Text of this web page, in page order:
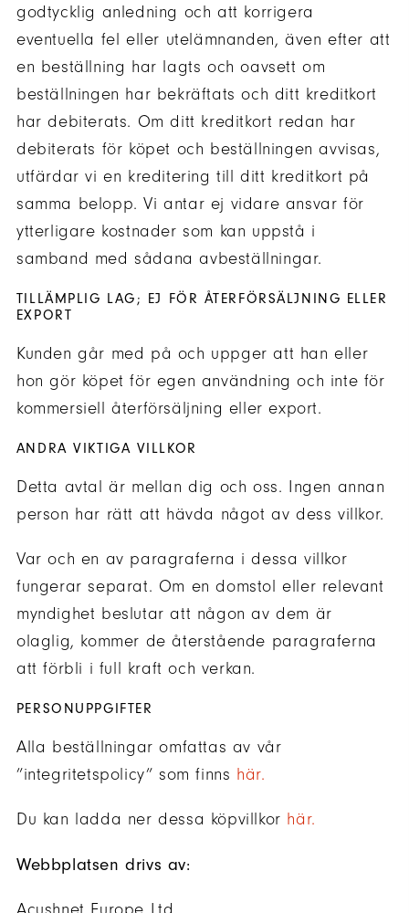
godtycklig anledning och att korrigera
eventuella fel eller utelämnanden, även efter att
en beställning har lagts och oavsett om
beställningen har bekräftats och ditt kreditkort
har debiterats. Om ditt kreditkort redan har
debiterats för köpet och beställningen avvisas,
utfärdar vi en kreditering till ditt kreditkort på
samma belopp. Vi antar ej vidare ansvar för
ytterligare kostnader som kan uppstå i
samband med sådana avbeställningar.
TILLÄMPLIG LAG; EJ FÖR ÅTERFÖRSÄLJNING ELLER
EXPORT
Kunden går med på och uppger att han eller
hon gör köpet för egen användning och inte för
kommersiell återförsäljning eller export.
ANDRA VIKTIGA VILLKOR
Detta avtal är mellan dig och oss. Ingen annan
person har rätt att hävda något av dess villkor.
Var och en av paragraferna i dessa villkor
fungerar separat. Om en domstol eller relevant
myndighet beslutar att någon av dem är
olaglig, kommer de återstående paragraferna
att förbli i full kraft och verkan.
PERSONUPPGIFTER
Alla beställningar omfattas av vår
”integritetspolicy” som finns här.
Du kan ladda ner dessa köpvillkor här.
Webbplatsen drivs av: